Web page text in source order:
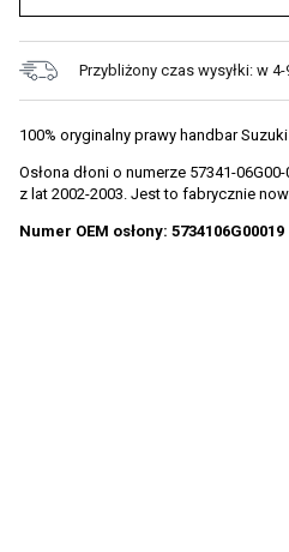
Przybliżony czas wysyłki: w
100% oryginalny prawy handbar
Osłona dłoni o numerze 57341-
z lat 2002-2003. Jest to fabrycznie
Numer OEM osłony: 5734106G00019